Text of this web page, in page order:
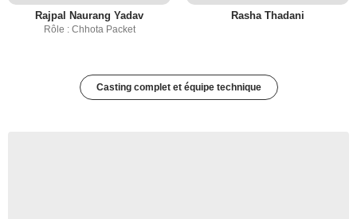
Rajpal Naurang Yadav
Rôle : Chhota Packet
Rasha Thadani
Casting complet et équipe technique